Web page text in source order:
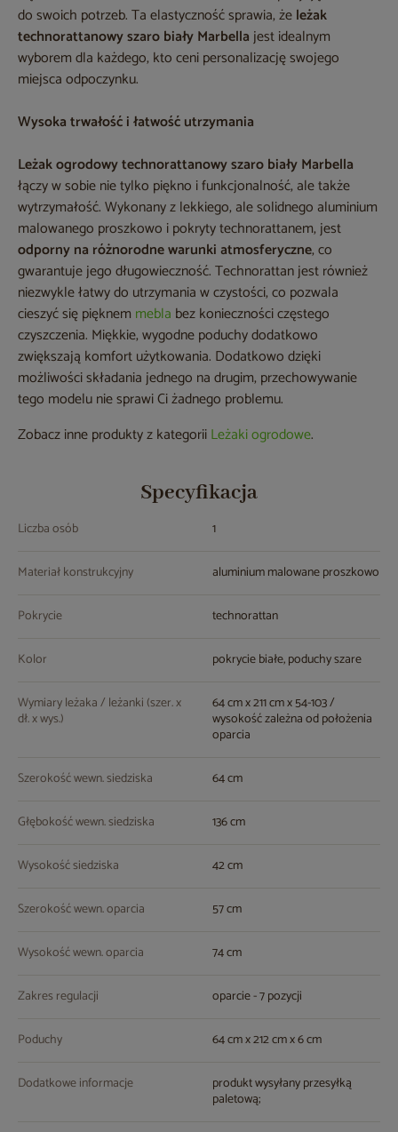
do swoich potrzeb. Ta elastyczność sprawia, żeleżak
technorattanowy szaro biały Marbellajest idealnym
wyborem dla każdego, kto ceni personalizację swojego
miejsca odpoczynku.
Wysoka trwałość i łatwość utrzymania
Leżak ogrodowy technorattanowy szaro biały Marbella
łączy w sobie nie tylko piękno i funkcjonalność, ale także
wytrzymałość. Wykonany z lekkiego, ale solidnego aluminium
malowanego proszkowo i pokryty technorattanem, jest
odporny na różnorodne warunki atmosferyczne, co
gwarantuje jego długowieczność. Technorattan jest również
niezwykle łatwy do utrzymania w czystości, co pozwala
cieszyć się pięknem mebla bez konieczności częstego
czyszczenia. Miękkie, wygodne poduchy dodatkowo
zwiększają komfort użytkowania. Dodatkowo dzięki
możliwości składania jednego na drugim, przechowywanie
tego modelu nie sprawi Ci żadnego problemu.
Zobacz inne produkty z kategoriiLeżaki ogrodowe.
Specyfikacja
Liczba osób 1
Materiał konstrukcyjny aluminium malowane proszkowo
Pokrycie technorattan
Kolor pokrycie białe, poduchy szare
Wymiary leżaka / leżanki (szer. x
dł. x wys.)
64 cm x 211 cm x 54-103 /
wysokość zależna od położenia
oparcia
Szerokość wewn. siedziska 64 cm
Głębokość wewn. siedziska 136 cm
Wysokość siedziska 42 cm
Szerokość wewn. oparcia 57 cm
Wysokość wewn. oparcia 74 cm
Zakres regulacji oparcie - 7 pozycji
Poduchy 64 cm x 212 cm x 6 cm
Dodatkowe informacje produkt wysyłany przesyłką
paletową;